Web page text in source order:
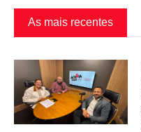
As mais recentes